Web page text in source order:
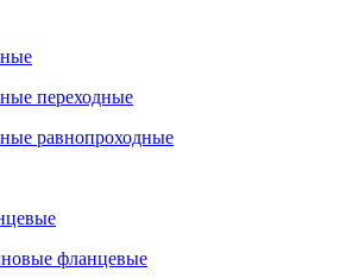
переходные
равнопроходные
фланцевые